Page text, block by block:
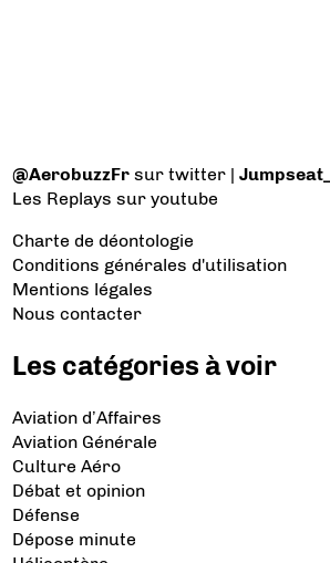
@AerobuzzFr sur twitter |
Les Replays sur youtube
Charte de déontologie
Conditions générales d'utilisation
Mentions légales
Nous contacter
Les catégories à voir
Aviation d’Affaires
Aviation Générale
Culture Aéro
Débat et opinion
Défense
Dépose minute